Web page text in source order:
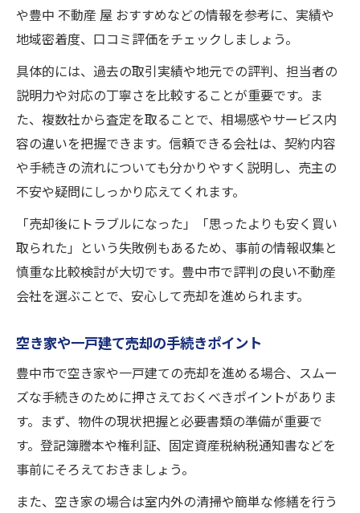
や豊中 不動産 屋 おすすめなどの情報を参考に、実績や
地域密着度、口コミ評価をチェックしましょう。
具体的には、過去の取引実績や地元での評判、担当者の
説明力や対応の丁寧さを比較することが重要です。ま
た、複数社から査定を取ることで、相場感やサービス内
容の違いを把握できます。信頼できる会社は、契約内容
や手続きの流れについても分かりやすく説明し、売主の
不安や疑問にしっかり応えてくれます。
「売却後にトラブルになった」「思ったよりも安く買い
取られた」という失敗例もあるため、事前の情報収集と
慎重な比較検討が大切です。豊中市で評判の良い不動産
会社を選ぶことで、安心して売却を進められます。
空き家や一戸建て売却の手続きポイント
豊中市で空き家や一戸建ての売却を進める場合、スムー
ズな手続きのために押さえておくべきポイントがありま
す。まず、物件の現状把握と必要書類の準備が重要で
す。登記簿謄本や権利証、固定資産税納税通知書などを
事前にそろえておきましょう。
また、空き家の場合は室内外の清掃や簡単な修繕を行う